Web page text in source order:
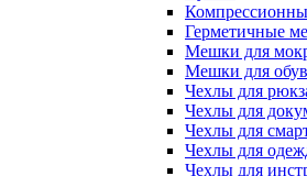
Герметичные
Мешки для
Мешки для
Чехлы для
Чехлы для
Чехлы для
Чехлы для
Чехлы для